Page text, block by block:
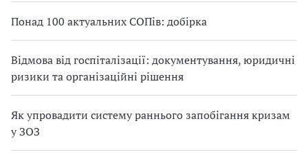
Понад 100 актуальних СОПів: добірка
Відмова від госпіталізації: документування, юридичні
ризики та організаційні рішення
Як упровадити систему раннього запобігання кризам
у ЗОЗ